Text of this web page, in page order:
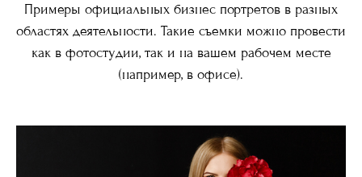
Примеры официальных бизнес портретов в разных
областях деятельности. Такие съемки можно провести
как в фотостудии, так и на вашем рабочем месте
(например, в офисе).